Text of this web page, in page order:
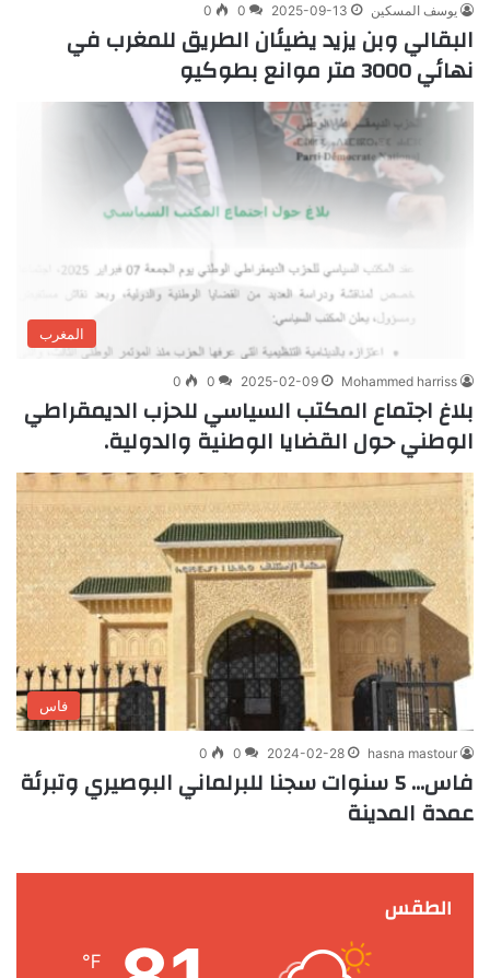
يوسف المسكين 2025-09-13
0
0
البقالي وبن يزيد يضيئان الطريق للمغرب في
نهائي 3000 متر موانع بطوكيو
المغرب
Mohammed harriss
2025-02-09
0
0
بلاغ اجتماع المكتب السياسي للحزب الديمقراطي
الوطني حول القضايا الوطنية والدولية.
فاس
hasna mastour
2024-02-28
0
0
فاس… 5 سنوات سجنا للبرلماني البوصيري وتبرئة
عمدة المدينة
الطقس
℉